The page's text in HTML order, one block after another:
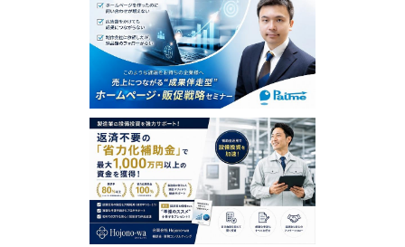
の制約は、当社が、そのような損害の可能性について通
告されていた場合であっても、それが保証、契約、故意
または無意識による不法行為、その他に基づいているか
どうかによらず、直接、間接、付随、結果的、特殊、懲
戒的および懲罰的損害賠償を回避するために適用されま
す。この責任の制約は、損害が、第三者を介したものも
含め、本ソフトウェアまたはサービスの使用または誤用
および依存の結果であるか、本ソフトウェアまたはサー
ビスを使用できないためか、本ソフトウェアまたはサー
ビスの中断、一時停止、終了のいずれかの結果かにかか
わらず、適用されます。この責任の制約は、権利侵害の
防止方法による本質的目的の不履行にかかわらず法律で
許容された最大の範囲で適用されます。